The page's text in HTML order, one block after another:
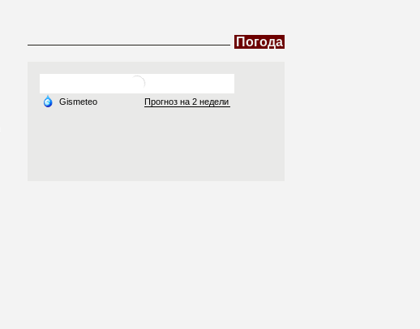
Погода